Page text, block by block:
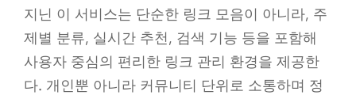
지닌 이 서비스는 단순한 링크 모음이 아니라, 주
제별 분류, 실시간 추천, 검색 기능 등을 포함해
사용자 중심의 편리한 링크 관리 환경을 제공한
다. 개인뿐 아니라 커뮤니티 단위로 소통하며 정